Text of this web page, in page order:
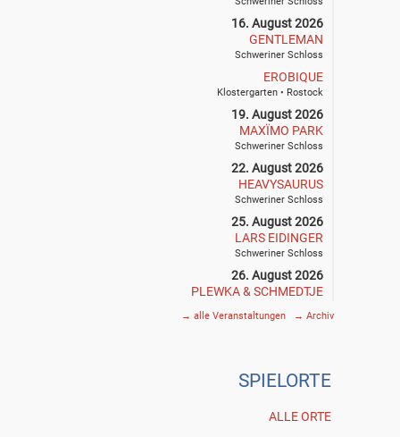
16. August 2026
GENTLEMAN
Schweriner Schloss
EROBIQUE
Klostergarten • Rostock
19. August 2026
MAXÏMO PARK
Schweriner Schloss
22. August 2026
HEAVYSAURUS
Schweriner Schloss
25. August 2026
LARS EIDINGER
Schweriner Schloss
26. August 2026
PLEWKA & SCHMEDTJE
29. August 2026
Schweriner Schloss
→ alle Veranstaltungen → Archiv
SPIELORTE
ALLE ORTE